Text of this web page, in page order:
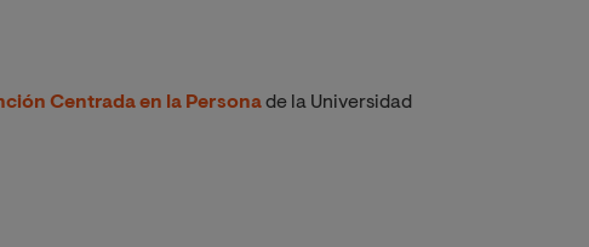
Centrada en la Personade la Universidad